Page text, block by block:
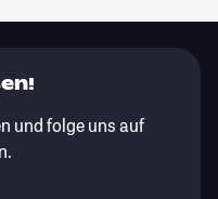
und folge uns auf